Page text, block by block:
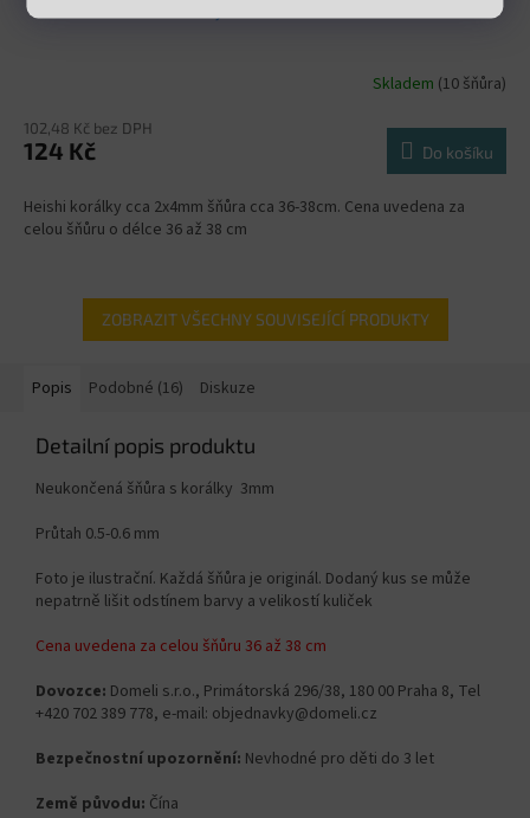
Skladem (10 šňůra)
102,48 Kč bez DPH
124 Kč Do košíku
Heishi korálky cca 2x4mm šňůra cca 36-38cm. Cena uvedena za
celou šňůru o délce 36 až 38 cm
ZOBRAZIT VŠECHNY SOUVISEJÍCÍ PRODUKTY
Popis Podobné (16) Diskuze
Detailní popis produktu
Neukončená šňůra s korálky 3mm
Průtah 0.5-0.6 mm
Foto je ilustrační. Každá šňůra je originál. Dodaný kus se může
nepatrně lišit odstínem barvy a velikostí kuliček
Cena uvedena za celou šňůru 36 až 38 cm
Dovozce: Domeli s.r.o., Primátorská 296/38, 180 00 Praha 8, Tel
+420 702 389 778, e-mail: objednavky@domeli.cz
Bezpečnostní upozornění: Nevhodné pro děti do 3 let
Země původu: Čína